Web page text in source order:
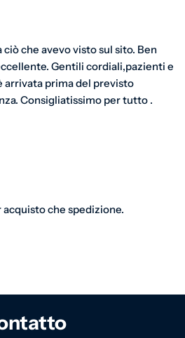
che avevo visto sul sito. Ben
Gentili cordiali,pazienti e
prima del previsto
Consigliatissimo per tutto .
che spedizione.